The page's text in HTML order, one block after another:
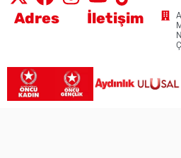
Adres İletişim